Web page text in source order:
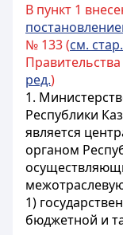
В пункт 1
№ 133 (см.
ред.)
1.
Республики
является
органом
1)
бюджетной и